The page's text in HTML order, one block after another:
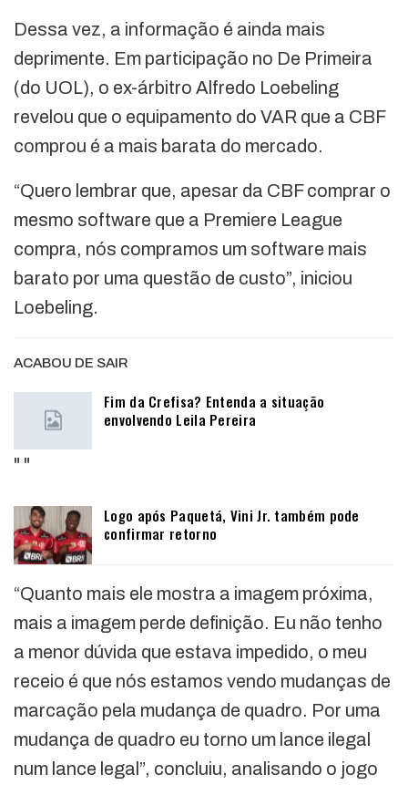
Dessa vez, a informação é ainda mais
deprimente. Em participação no De Primeira
(do UOL), o ex-árbitro Alfredo Loebeling
revelou que o equipamento do VAR que a CBF
comprou é a mais barata do mercado.
“Quero lembrar que, apesar da CBF comprar o
mesmo software que a Premiere League
compra, nós compramos um software mais
barato por uma questão de custo”, iniciou
Loebeling.
ACABOU DE SAIR
Fim da Crefisa? Entenda a situação
envolvendo Leila Pereira
" "
Logo após Paquetá, Vini Jr. também pode
confirmar retorno
“Quanto mais ele mostra a imagem próxima,
mais a imagem perde definição. Eu não tenho
a menor dúvida que estava impedido, o meu
receio é que nós estamos vendo mudanças de
marcação pela mudança de quadro. Por uma
mudança de quadro eu torno um lance ilegal
num lance legal”, concluiu, analisando o jogo